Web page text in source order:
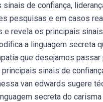
de confiança,
pesquisas e em casos
revela os principais
a linguagem secreta
que desejamos
sinais de
van edwards sugere
secreta do